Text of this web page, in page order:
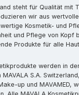
steht für Qualität mit
wir aus
Kosmetik- und
und Pflege von Kopf
Produkte für alle
werden in
S.A.
up und MAVAMED,